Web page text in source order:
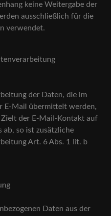
keine Weitergabe der
ausschließlich für die
verwendet.
der Daten, die im
E-Mail übermittelt werden,
der E-Mail-Kontakt auf
ab, so ist zusätzliche
Art. 6 Abs. 1 lit. b
Daten aus der